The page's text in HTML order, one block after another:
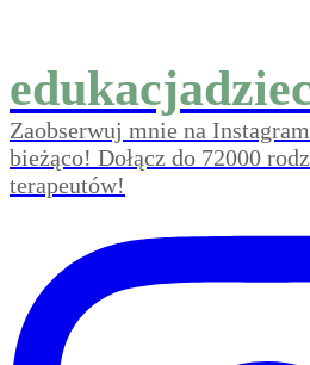
Zaobserwuj mnie na
bieżąco! Dołącz do 72000
terapeutów!